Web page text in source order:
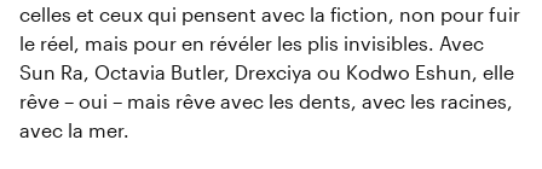
celles et ceux qui pensent avec la fiction, non pour fuir
le réel, mais pour en révéler les plis invisibles. Avec
Sun Ra, Octavia Butler, Drexciya ou Kodwo Eshun, elle
rêve – oui – mais rêve avec les dents, avec les racines,
avec la mer.